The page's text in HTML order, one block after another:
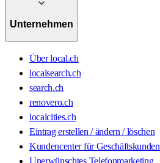
Unternehmen
Über local.ch
localsearch.ch
search.ch
renovero.ch
localcities.ch
Eintrag erstellen / ändern / löschen
Kundencenter für Geschäftskunden
Unerwünschtes Telefonmarketing